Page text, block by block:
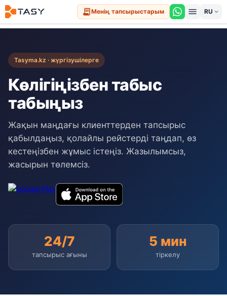
receipt_longМенің тапсырыстарым menu expand_more
Tasyma.kz · жүргізушілерге
Көлігіңізбен табыс
табыңыз
Жақын маңдағы клиенттерден тапсырыс
қабылдаңыз, қолайлы рейстерді таңдап, өз
кестеңізбен жұмыс істеңіз. Жазылымсыз,
жасырын төлемсіз.
24/7
тапсырыс ағыны
5 мин
тіркелу